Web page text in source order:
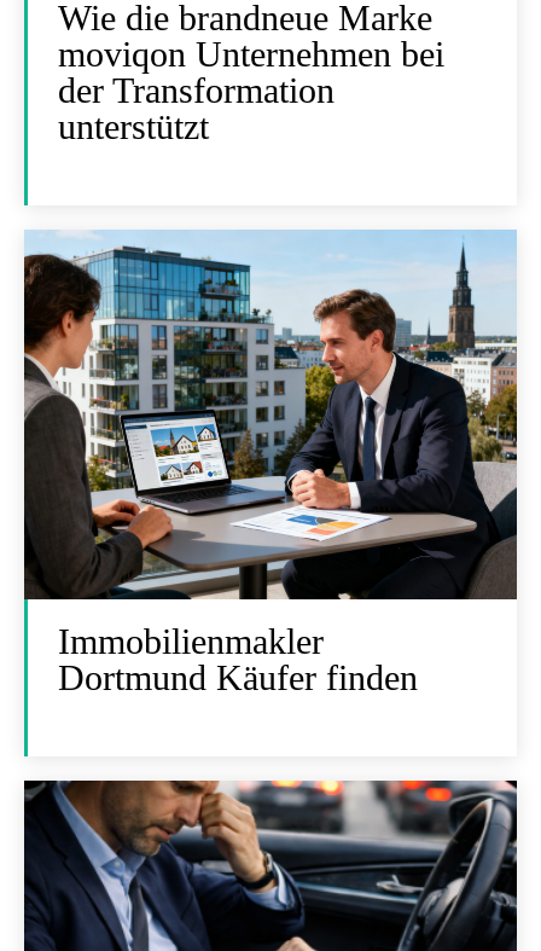
Wie die brandneue Marke
moviqon Unternehmen bei
der Transformation
unterstützt
Immobilienmakler
Dortmund Käufer finden